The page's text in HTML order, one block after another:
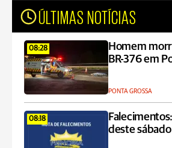
ÚLTIMAS NOTÍCIAS
08:28
Homem
BR-376 em
PONTA GROSSA
08:18
deste